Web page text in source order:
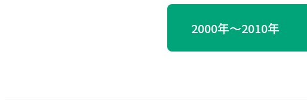
2000年〜2010年